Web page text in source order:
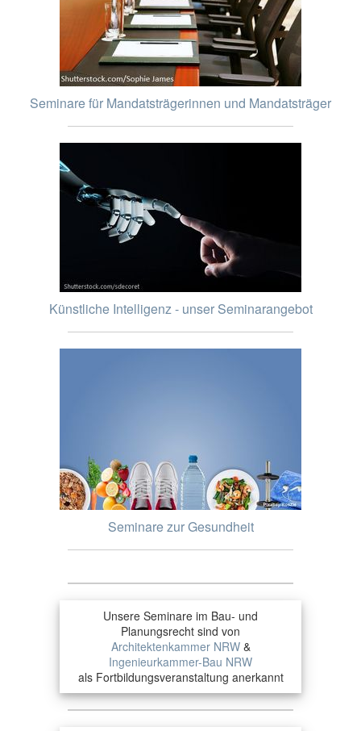
Seminare für Mandatsträgerinnen und Mandatsträger
Künstliche Intelligenz - unser Seminarangebot
Seminare zur Gesundheit
Unsere Seminare im Bau- und
Planungsrecht sind von
Architektenkammer NRW&
Ingenieurkammer-Bau NRW
als Fortbildungsveranstaltung anerkannt